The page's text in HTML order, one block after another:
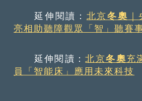
延伸閱讀： 北京冬奧
亮相助聽障觀眾「智」聽賽
延伸閱讀：北京冬奧充
員「智能床」應用未來科技